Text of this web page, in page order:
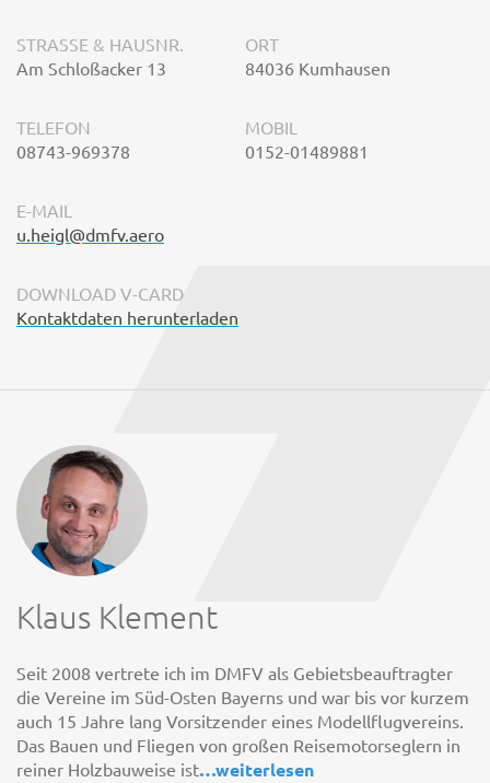
STRASSE & HAUSNR.
Am Schloßacker 13
ORT
84036 Kumhausen
TELEFON
08743-969378
MOBIL
0152-01489881
E-MAIL
u.heigl@dmfv.aero
DOWNLOAD V-CARD
Kontaktdaten herunterladen
Klaus Klement
Seit 2008 vertrete ich im DMFV als Gebietsbeauftragter
die Vereine im Süd-Osten Bayerns und war bis vor kurzem
auch 15 Jahre lang Vorsitzender eines Modellflugvereins.
Das Bauen und Fliegen von großen Reisemotorseglern in
reiner Holzbauweise ist…weiterlesen